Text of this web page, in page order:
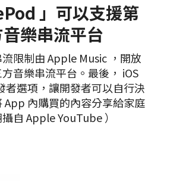
」可以支援第
樂串流平台
限制由 Apple Music ，開放
音樂串流平台。最後， iOS
者選項，讓開發者可以自行決
App 內購買的內容分享給家庭
自 Apple YouTube ）